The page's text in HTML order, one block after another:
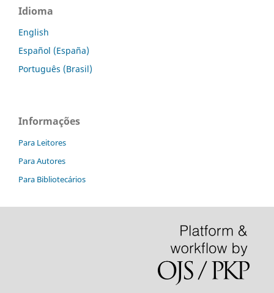
Idioma
English
Español (España)
Português (Brasil)
Informações
Para Leitores
Para Autores
Para Bibliotecários